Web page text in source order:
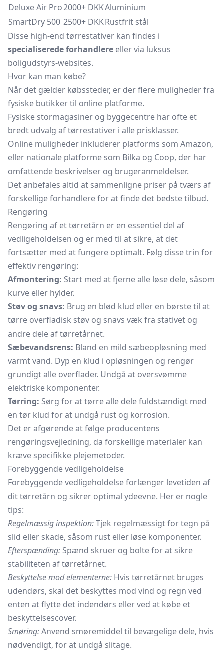
Deluxe Air Pro2000+ DKKAluminium
SmartDry 500 2500+ DKKRustfrit stål
Disse high-end tørrestativer kan findes i
specialiserede forhandlere eller via luksus
boligudstyrs-websites.
Hvor kan man købe?
Når det gælder købssteder, er der flere muligheder fra
fysiske butikker til online platforme.
Fysiske stormagasiner og byggecentre har ofte et
bredt udvalg af tørrestativer i alle prisklasser.
Online muligheder inkluderer platforms som Amazon,
eller nationale platforme som Bilka og Coop, der har
omfattende beskrivelser og brugeranmeldelser.
Det anbefales altid at sammenligne priser på tværs af
forskellige forhandlere for at finde det bedste tilbud.
Rengøring
Rengøring af et tørretårn er en essentiel del af
vedligeholdelsen og er med til at sikre, at det
fortsætter med at fungere optimalt. Følg disse trin for
effektiv rengøring:
Afmontering: Start med at fjerne alle løse dele, såsom
kurve eller hylder.
Støv og snavs: Brug en blød klud eller en børste til at
tørre overfladisk støv og snavs væk fra stativet og
andre dele af tørretårnet.
Sæbevandsrens: Bland en mild sæbeopløsning med
varmt vand. Dyp en klud i opløsningen og rengør
grundigt alle overflader. Undgå at oversvømme
elektriske komponenter.
Tørring: Sørg for at tørre alle dele fuldstændigt med
en tør klud for at undgå rust og korrosion.
Det er afgørende at følge producentens
rengøringsvejledning, da forskellige materialer kan
kræve specifikke plejemetoder.
Forebyggende vedligeholdelse
Forebyggende vedligeholdelse forlænger levetiden af
dit tørretårn og sikrer optimal ydeevne. Her er nogle
tips:
Regelmæssig inspektion:Tjek regelmæssigt for tegn på
slid eller skade, såsom rust eller løse komponenter.
Efterspænding: Spænd skruer og bolte for at sikre
stabiliteten af tørretårnet.
Beskyttelse mod elementerne: Hvis tørretårnet bruges
udendørs, skal det beskyttes mod vind og regn ved
enten at flytte det indendørs eller ved at købe et
beskyttelsescover.
Smøring:Anvend smøremiddel til bevægelige dele, hvis
nødvendigt, for at undgå slitage.